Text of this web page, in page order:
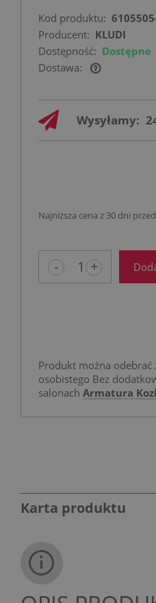
Kod produktu:
Producent: KLUDI
Dostępność: Dostępne
Dostawa:
Cena nie zawiera
Wysyłamy:
Najniższa cena z 30 dni
- +
Produkt można odebrać
osobistego Bez
salonach Armatura
Karta produktu